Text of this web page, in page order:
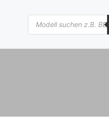
Products
search